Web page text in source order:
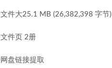
文件大25.1 MB (26,382,398 字节)
文件页 2册
网盘链接提取